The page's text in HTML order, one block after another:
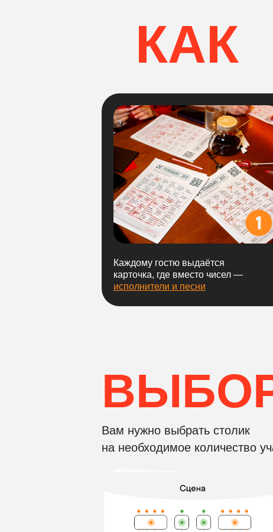
КАК
Каждому гостю выдаётся
карточка, где вместо чисел —
исполнители и песни
Вам нужно выбрать столик
на необходимое количество